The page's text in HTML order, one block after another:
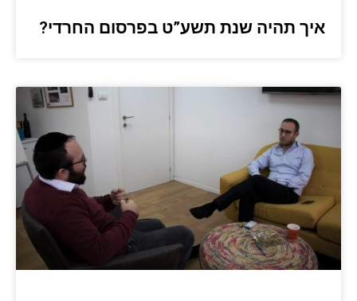
איך תהיה שנת תשע”ט בפרסום החרדי?